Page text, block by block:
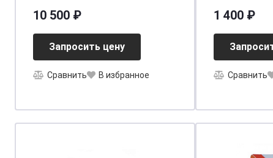
[B]
10 500 ₽
Запросить цену
Сравнить В избранное
1 400 ₽
Сравнить